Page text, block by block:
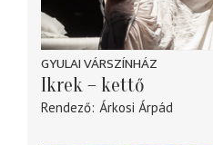
GYULAI VÁRSZÍNHÁZ
Ikrek – kettő
Rendező Árkosi Árpád